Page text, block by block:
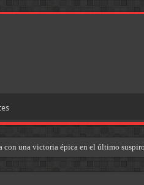
con una victoria épica en el último